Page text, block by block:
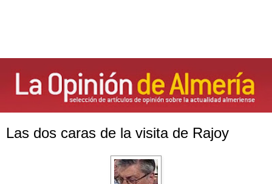
Las dos caras de la visita de Rajoy